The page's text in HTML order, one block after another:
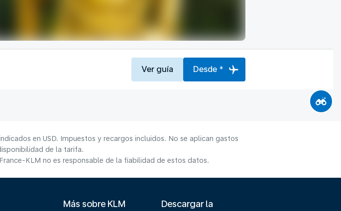
Ver guía Desde *
en USD. Impuestos y recargos incluidos. No se aplican gastos
de la tarifa.
KLM no es responsable de la fiabilidad de estos datos.
Más sobre KLM
Descargar la